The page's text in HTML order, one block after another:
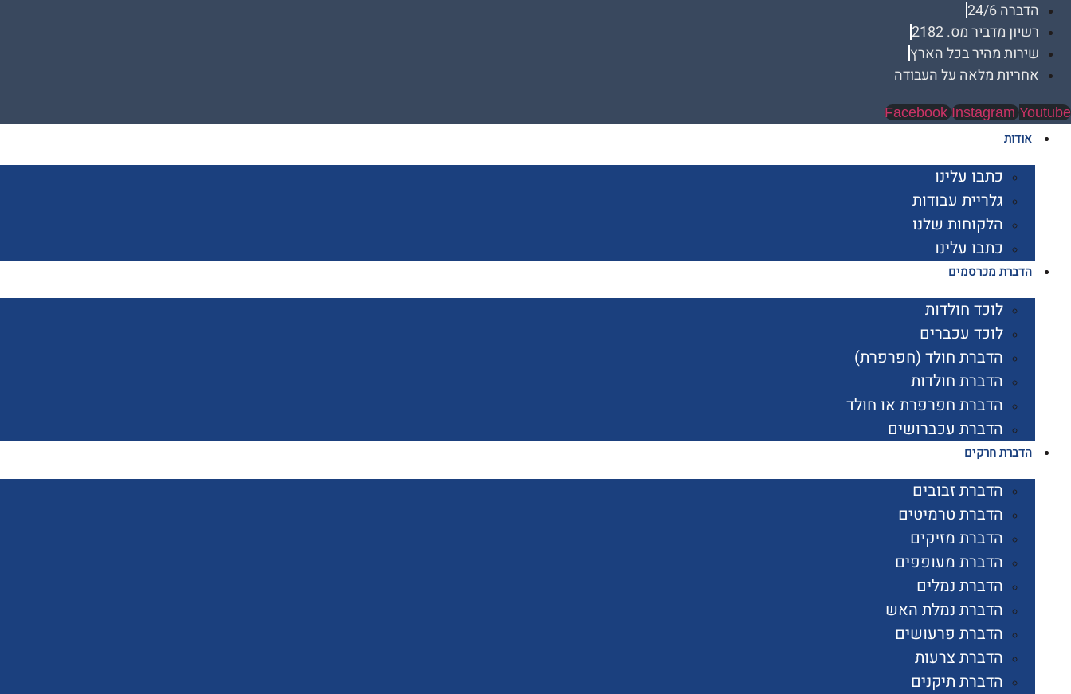
הדברה 24/6
רשיון מדביר מס. 2182
שירות מהיר בכל הארץ
אחריות מלאה על העבודה
Facebook Instagram Youtube
אודות
כתבו עלינו
גלריית עבודות
הלקוחות שלנו
כתבו עלינו
הדברת מכרסמים
לוכד חולדות
לוכד עכברים
הדברת חולד (חפרפרת)
הדברת חולדות
הדברת חפרפרת או חולד
הדברת עכברושים
הדברת חרקים
הדברת זבובים
הדברת טרמיטים
הדברת מזיקים
הדברת מעופפים
הדברת נמלים
הדברת נמלת האש
הדברת פרעושים
הדברת צרעות
הדברת תיקנים